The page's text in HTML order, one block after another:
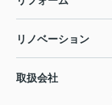
リノベーション
取扱会社